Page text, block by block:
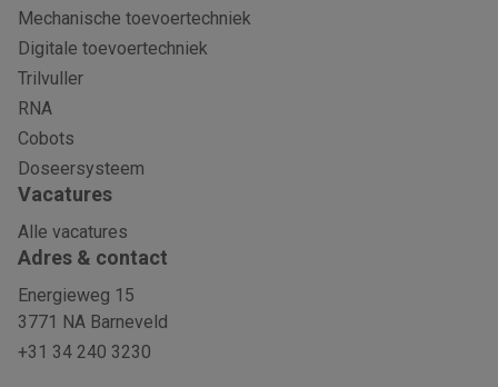
Mechanische toevoertechniek
Digitale toevoertechniek
Trilvuller
RNA
Cobots
Doseersysteem
Vacatures
Alle vacatures
Adres & contact
Energieweg 15
3771 NA Barneveld
+31 34 240 3230